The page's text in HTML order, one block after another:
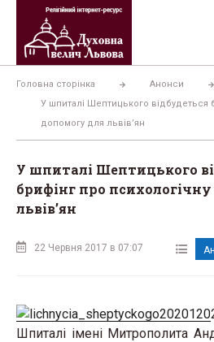
Перейти
вмісту
Головна сторінка
Анонси
У шпиталі Шептицького відбудеться
допомогу для львів’ян
У шпиталі Шептицького
брифінг про
львів’ян
22 Червня 2017 в 07:07
Шпиталі імені Митрополита